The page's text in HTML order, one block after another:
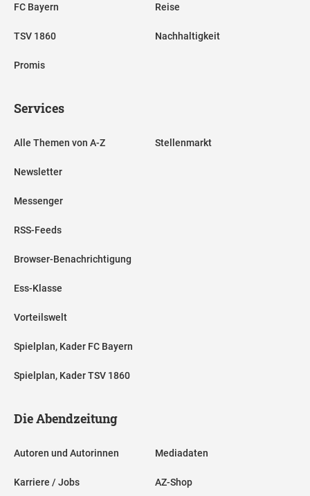
FC Bayern
TSV 1860
Promis
Reise
Nachhaltigkeit
Services
Alle Themen von A-Z
Newsletter
Messenger
RSS-Feeds
Browser-Benachrichtigung
Ess-Klasse
Vorteilswelt
Spielplan, Kader FC Bayern
Spielplan, Kader TSV 1860
Stellenmarkt
Die Abendzeitung
Autoren und Autorinnen
Karriere / Jobs
Mediadaten
AZ-Shop